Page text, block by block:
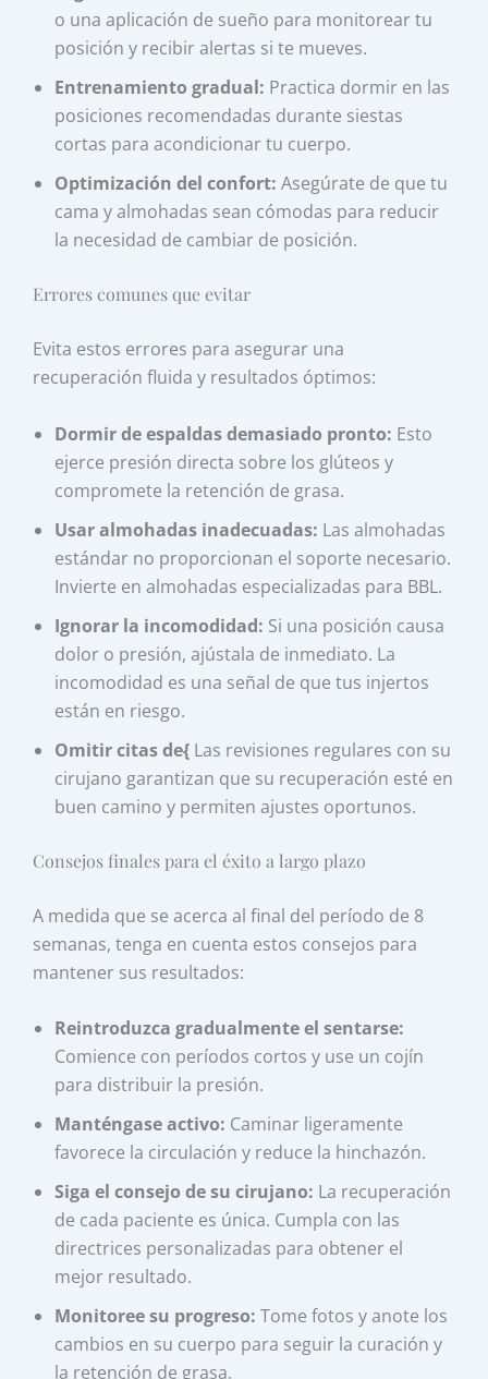
o una aplicación de sueño para monitorear tu
posición y recibir alertas si te mueves.
Entrenamiento gradual: Practica dormir en las
posiciones recomendadas durante siestas
cortas para acondicionar tu cuerpo.
Optimización del confort: Asegúrate de que tu
cama y almohadas sean cómodas para reducir
la necesidad de cambiar de posición.
Errores comunes que evitar
Evita estos errores para asegurar una
recuperación fluida y resultados óptimos:
Dormir de espaldas demasiado pronto: Esto
ejerce presión directa sobre los glúteos y
compromete la retención de grasa.
Usar almohadas inadecuadas: Las almohadas
estándar no proporcionan el soporte necesario.
Invierte en almohadas especializadas para BBL.
Ignorar la incomodidad: Si una posición causa
dolor o presión, ajústala de inmediato. La
incomodidad es una señal de que tus injertos
están en riesgo.
Omitir citas de{ Las revisiones regulares con su
cirujano garantizan que su recuperación esté en
buen camino y permiten ajustes oportunos.
Consejos finales para el éxito a largo plazo
A medida que se acerca al final del período de 8
semanas, tenga en cuenta estos consejos para
mantener sus resultados:
Reintroduzca gradualmente el sentarse:
Comience con períodos cortos y use un cojín
para distribuir la presión.
Manténgase activo: Caminar ligeramente
favorece la circulación y reduce la hinchazón.
Siga el consejo de su cirujano: La recuperación
de cada paciente es única. Cumpla con las
directrices personalizadas para obtener el
mejor resultado.
Monitoree su progreso: Tome fotos y anote los
cambios en su cuerpo para seguir la curación y
la retención de grasa.